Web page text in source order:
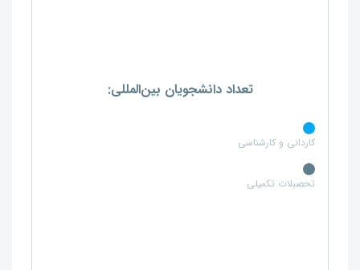
تعداد دانشجویان بین‌المللی:
کاردانی و کارشناسی
تحصبلات تکمیلی